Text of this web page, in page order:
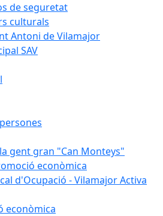
de seguretat
culturals
Antoni de Vilamajor
SAV
gent gran "Can Monteys"
econòmica
d'Ocupació - Vilamajor Activa
econòmica